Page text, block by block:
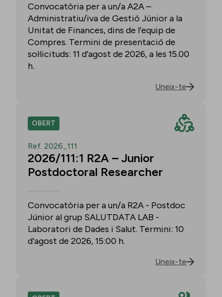
Convocatòria per a un/a A2A –
Administratiu/iva de Gestió Júnior a la
Unitat de Finances, dins de l’equip de
Compres. Termini de presentació de
sol·licituds: 11 d’agost de 2026, a les 15.00
h.
Uneix-te
OBERT
Ref. 2026_111
2026/111:1 R2A – Junior
Postdoctoral Researcher
Convocatòria per a un/a R2A - Postdoc
Júnior al grup SALUTDATA LAB -
Laboratori de Dades i Salut. Termini: 10
d’agost de 2026, 15:00 h.
Uneix-te